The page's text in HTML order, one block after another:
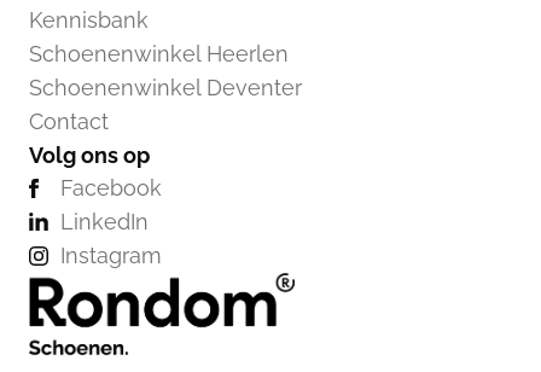
Kennisbank
Schoenenwinkel Heerlen
Schoenenwinkel Deventer
Contact
Volg ons op
Facebook
LinkedIn
Instagram